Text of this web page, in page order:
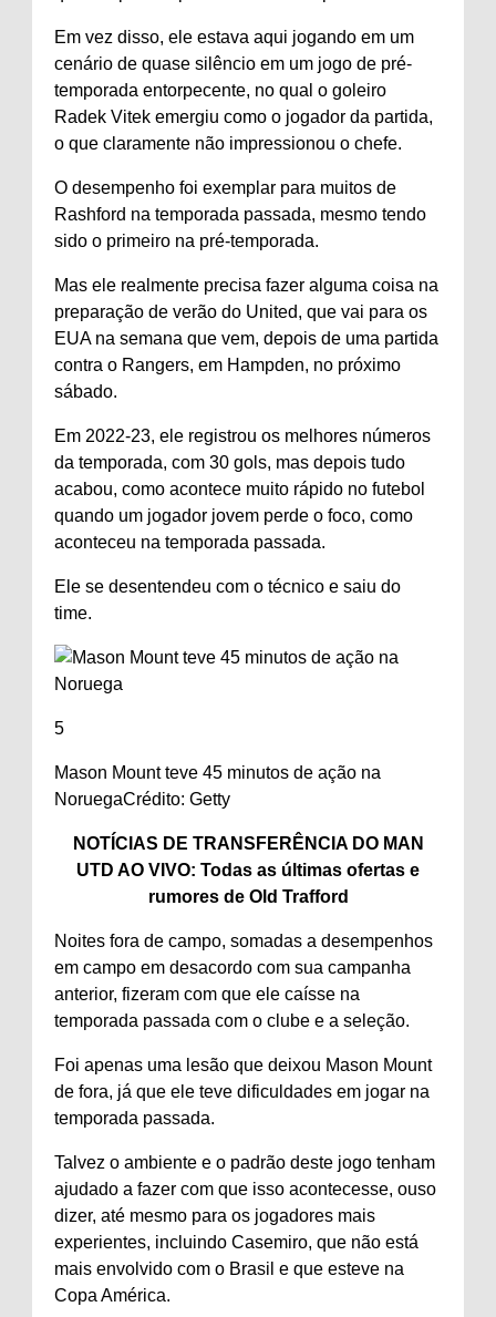
Em vez disso, ele estava aqui jogando em um
cenário de quase silêncio em um jogo de pré-
temporada entorpecente, no qual o goleiro
Radek Vitek emergiu como o jogador da partida,
o que claramente não impressionou o chefe.
O desempenho foi exemplar para muitos de
Rashford na temporada passada, mesmo tendo
sido o primeiro na pré-temporada.
Mas ele realmente precisa fazer alguma coisa na
preparação de verão do United, que vai para os
EUA na semana que vem, depois de uma partida
contra o Rangers, em Hampden, no próximo
sábado.
Em 2022-23, ele registrou os melhores números
da temporada, com 30 gols, mas depois tudo
acabou, como acontece muito rápido no futebol
quando um jogador jovem perde o foco, como
aconteceu na temporada passada.
Ele se desentendeu com o técnico e saiu do
time.
5
Mason Mount teve 45 minutos de ação na
NoruegaCrédito: Getty
NOTÍCIAS DE TRANSFERÊNCIA DO MAN
UTD AO VIVO: Todas as últimas ofertas e
rumores de Old Trafford
Noites fora de campo, somadas a desempenhos
em campo em desacordo com sua campanha
anterior, fizeram com que ele caísse na
temporada passada com o clube e a seleção.
Foi apenas uma lesão que deixou Mason Mount
de fora, já que ele teve dificuldades em jogar na
temporada passada.
Talvez o ambiente e o padrão deste jogo tenham
ajudado a fazer com que isso acontecesse, ouso
dizer, até mesmo para os jogadores mais
experientes, incluindo Casemiro, que não está
mais envolvido com o Brasil e que esteve na
Copa América.